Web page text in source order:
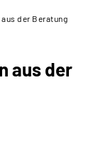
der Beratung
aus der